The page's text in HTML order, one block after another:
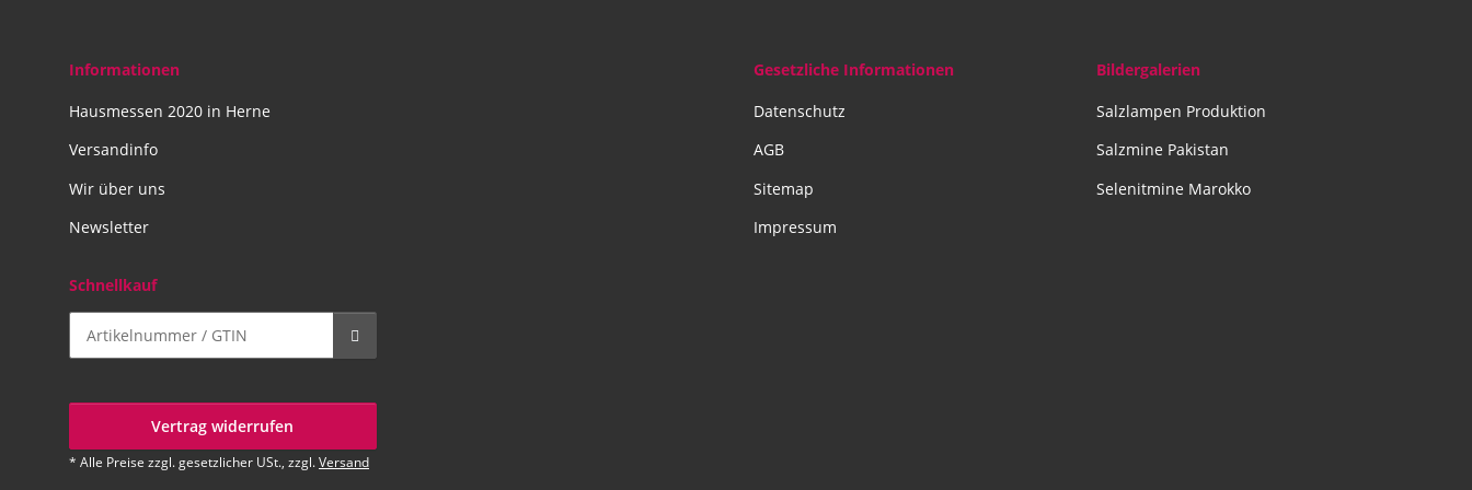
Informationen
Hausmessen 2020 in Herne
Versandinfo
Wir über uns
Newsletter
Gesetzliche Informationen
Datenschutz
AGB
Sitemap
Impressum
Bildergalerien
Salzlampen Produktion
Salzmine Pakistan
Selenitmine Marokko
Schnellkauf
Vertrag widerrufen
* Alle Preise zzgl. gesetzlicher USt., zzgl.Versand